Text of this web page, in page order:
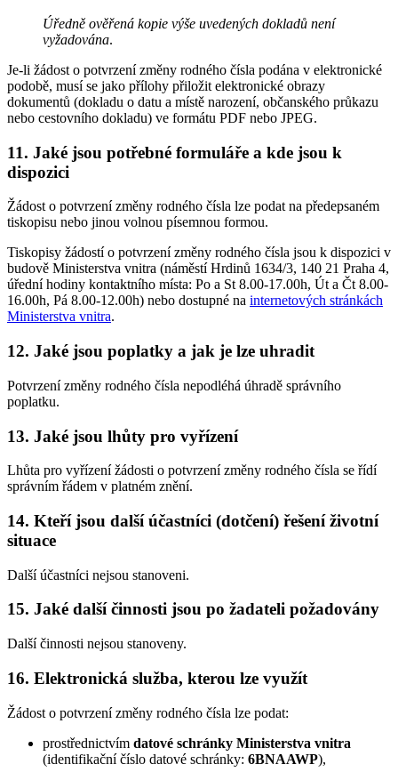
Úředně ověřená kopie výše uvedených dokladů není
vyžadována.
Je-li žádost o potvrzení změny rodného čísla podána v elektronické
podobě, musí se jako přílohy přiložit elektronické obrazy
dokumentů (dokladu o datu a místě narození, občanského průkazu
nebo cestovního dokladu) ve formátu PDF nebo JPEG.
11. Jaké jsou potřebné formuláře a kde jsou k
dispozici
Žádost o potvrzení změny rodného čísla lze podat na předepsaném
tiskopisu nebo jinou volnou písemnou formou.
Tiskopisy žádostí o potvrzení změny rodného čísla jsou k dispozici v
budově Ministerstva vnitra (náměstí Hrdinů 1634/3, 140 21 Praha 4,
úřední hodiny kontaktního místa: Po a St 8.00-17.00h, Út a Čt 8.00-
16.00h, Pá 8.00-12.00h) nebo dostupné na internetových stránkách
Ministerstva vnitra.
12. Jaké jsou poplatky a jak je lze uhradit
Potvrzení změny rodného čísla nepodléhá úhradě správního
poplatku.
13. Jaké jsou lhůty pro vyřízení
Lhůta pro vyřízení žádosti o potvrzení změny rodného čísla se řídí
správním řádem v platném znění.
14. Kteří jsou další účastníci (dotčení) řešení životní
situace
Další účastníci nejsou stanoveni.
15. Jaké další činnosti jsou po žadateli požadovány
Další činnosti nejsou stanoveny.
16. Elektronická služba, kterou lze využít
Žádost o potvrzení změny rodného čísla lze podat:
prostřednictvím datové schránky Ministerstva vnitra
(identifikační číslo datové schránky: 6BNAAWP),